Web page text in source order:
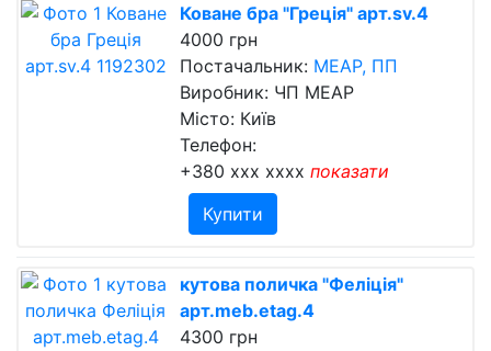
Коване бра "Греція" арт.sv.4
4000 грн
Постачальник: МЕАР, ПП
Виробник: ЧП МЕАР
Місто: Київ
Телефон:
+380 xxx xxxx показати
Купити
кутова поличка "Феліція"
арт.meb.etag.4
4300 грн